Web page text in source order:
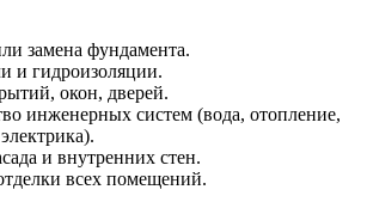
замена фундамента.
и гидроизоляции.
окон, дверей.
инженерных систем (вода, отопление,
и внутренних стен.
всех помещений.